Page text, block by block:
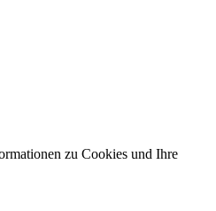
zu Cookies und Ihre